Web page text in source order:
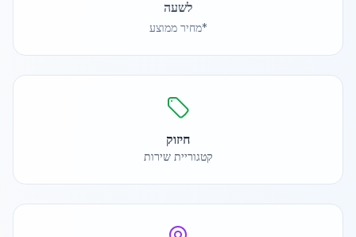
לשעה
*מחיר ממוצע
חיזוק
קטגוריית שירות